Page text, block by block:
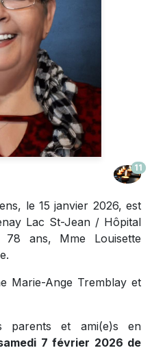
11
le 15 janvier 2026, est
Lac St-Jean / Hôpital
78 ans, Mme Louisette
Marie-Ange Tremblay et
parents et ami(e)s en
7 février 2026 de